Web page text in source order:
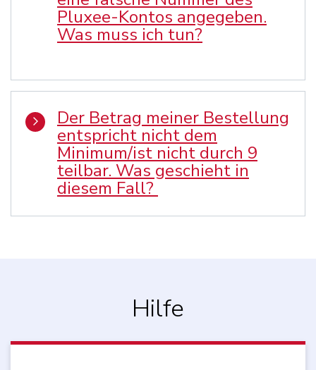
Pluxee-Kontos angegeben.
Was muss ich tun?
Der Betrag meiner Bestellung
entspricht nicht dem
Minimum/ist nicht durch 9
teilbar. Was geschieht in
diesem Fall?
Hilfe